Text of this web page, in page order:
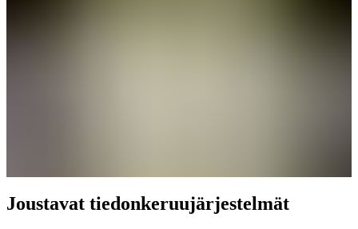
Joustavat tiedonkeruujärjestelmät